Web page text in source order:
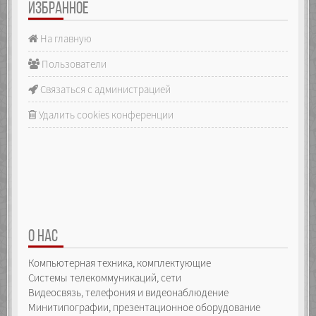
ИЗБРАННОЕ
На главную
Пользователи
Связаться с администрацией
Удалить cookies конференции
О НАС
Компьютерная техника, комплектующие
Системы телекоммуникаций, сети
Видеосвязь, телефония и видеонаблюдение
Минитипографии, презентационное оборудование